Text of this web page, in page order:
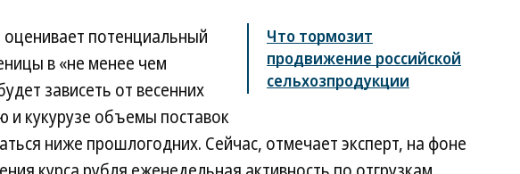
Что тормозит
продвижение российской
сельхозпродукции
потенциальный
в «не менее чем
зависеть от весенних
и кукурузе объемы поставок
ниже прошлогодних. Сейчас, отмечает эксперт, на фоне